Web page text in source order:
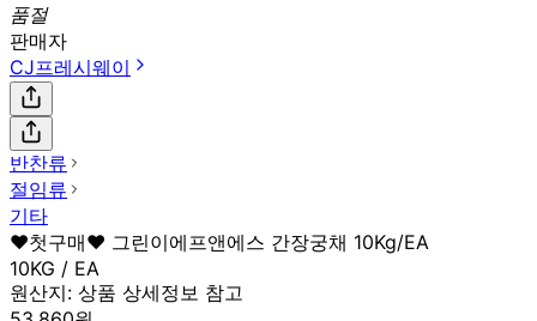
품절
판매자
CJ프레시웨이
반찬류
절임류
기타
♥첫구매♥ 그린이에프앤에스 간장궁채 10Kg/EA
10KG / EA
원산지: 상품 상세정보 참고